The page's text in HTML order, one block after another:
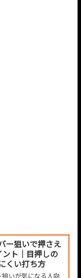
ー狙いで押さえ
ト｜目押しの
くい打ち方
いが気になる人向